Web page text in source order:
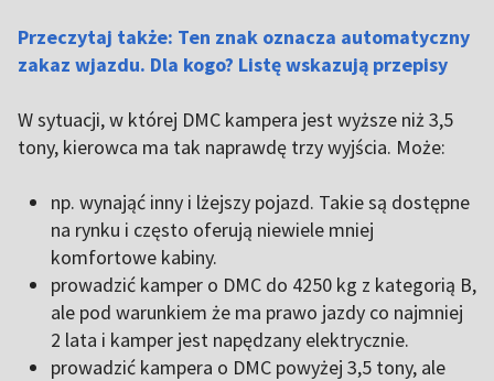
Przeczytaj także: Ten znak oznacza automatyczny
zakaz wjazdu. Dla kogo? Listę wskazują przepisy
W sytuacji, w której DMC kampera jest wyższe niż 3,5
tony, kierowca ma tak naprawdę trzy wyjścia. Może:
np. wynająć inny i lżejszy pojazd. Takie są dostępne
na rynku i często oferują niewiele mniej
komfortowe kabiny.
prowadzić kamper o DMC do 4250 kg z kategorią B,
ale pod warunkiem że ma prawo jazdy co najmniej
2 lata i kamper jest napędzany elektrycznie.
prowadzić kampera o DMC powyżej 3,5 tony, ale